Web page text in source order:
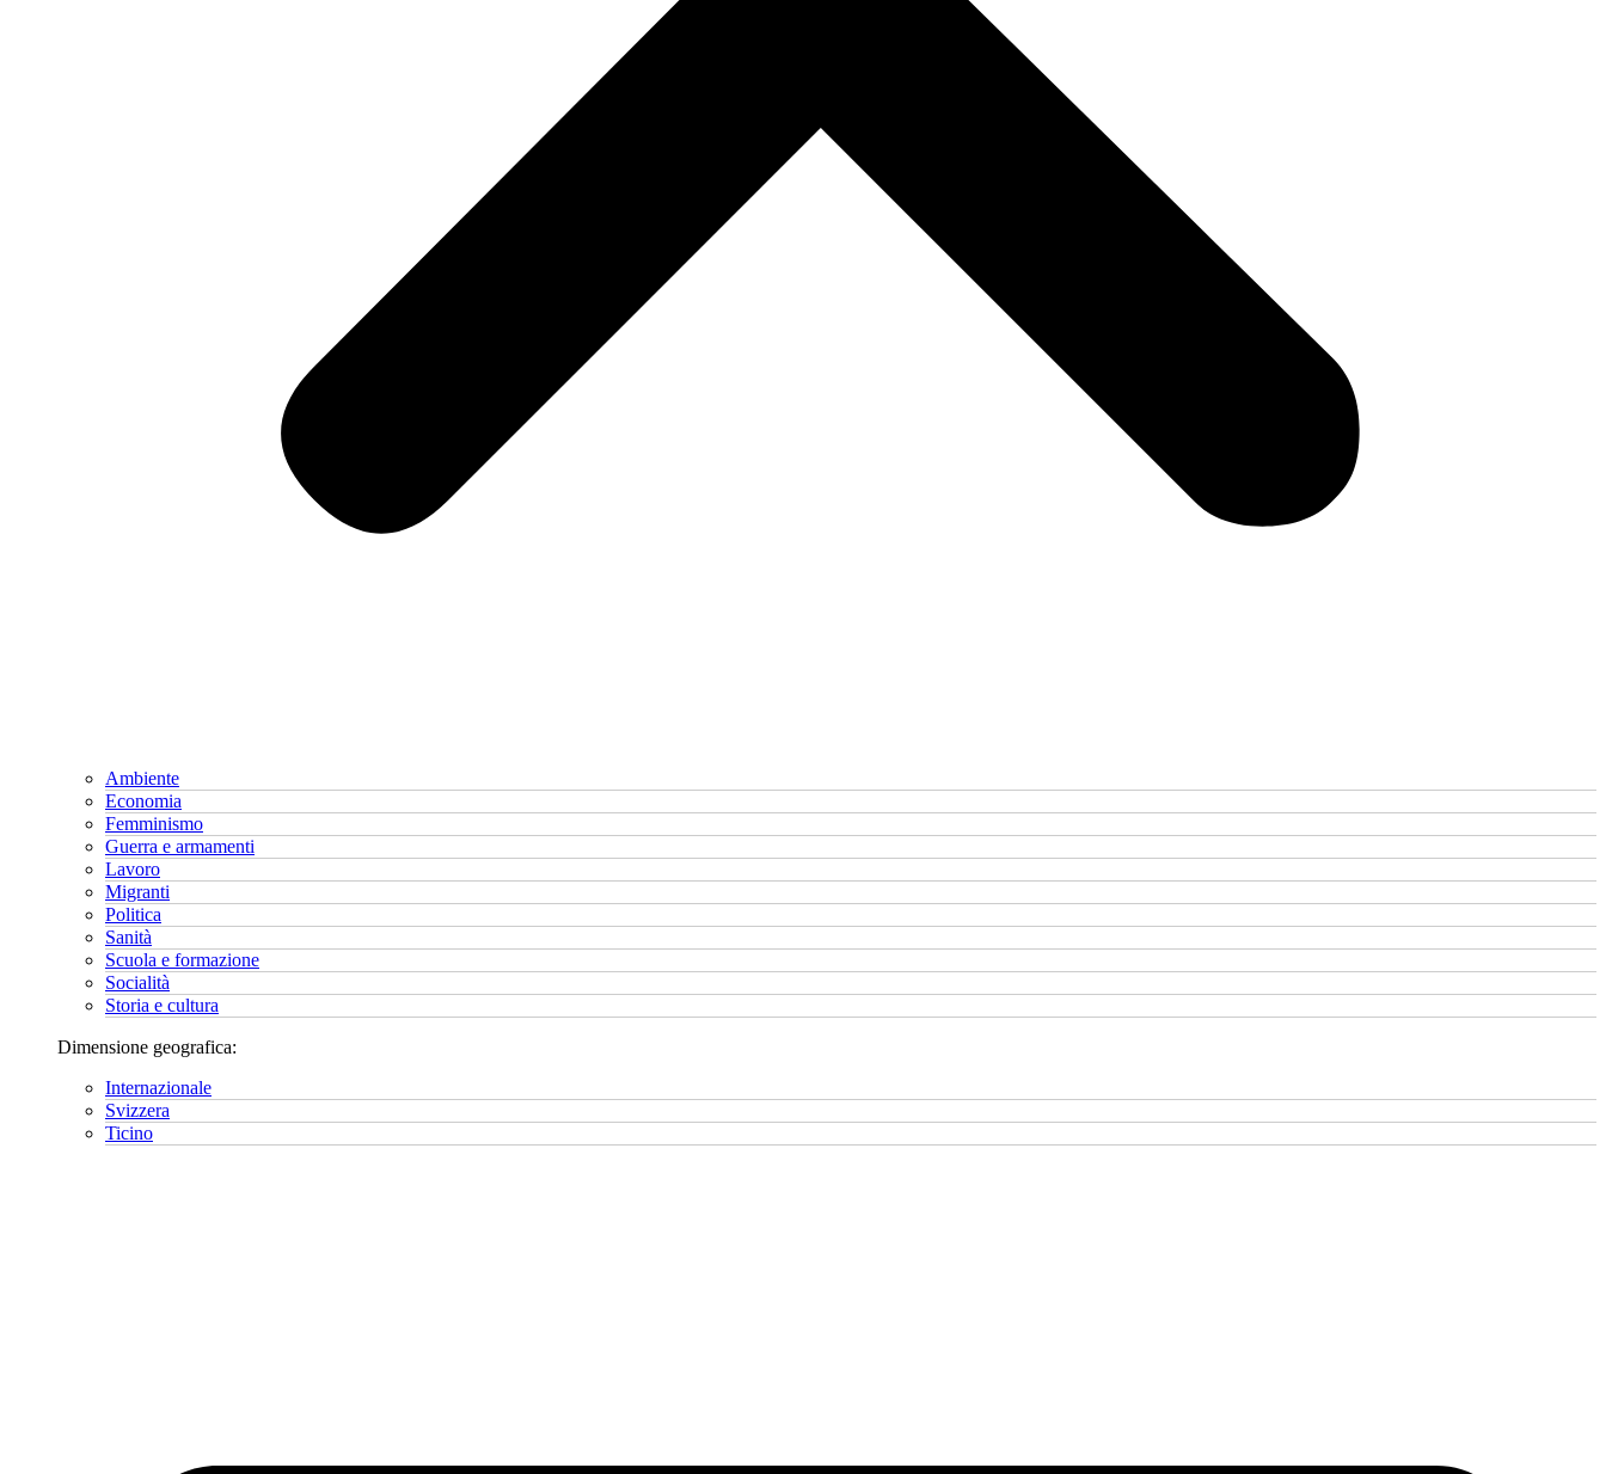
Ambiente
Economia
Femminismo
Guerra e armamenti
Lavoro
Migranti
Politica
Sanità
Scuola e formazione
Socialità
Storia e cultura
Dimensione geografica:
Internazionale
Svizzera
Ticino